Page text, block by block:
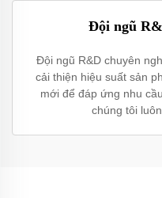
Đội ngũ
Đội ngũ R&D chuyên
cải thiện hiệu suất sản
mới để đáp ứng nhu
chúng tôi